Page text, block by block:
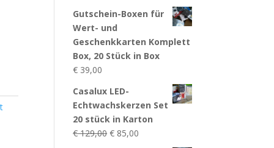
Gutschein-Boxen für
Wert- und
Geschenkkarten Komplett
Box, 20 Stück in Box
€ 39,00
Casalux LED-
Echtwachskerzen Set
20 stück in Karton
€129,00 Ursprünglicher
€ 85,00